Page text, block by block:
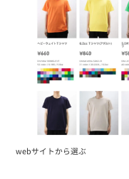
webサイトから選ぶ